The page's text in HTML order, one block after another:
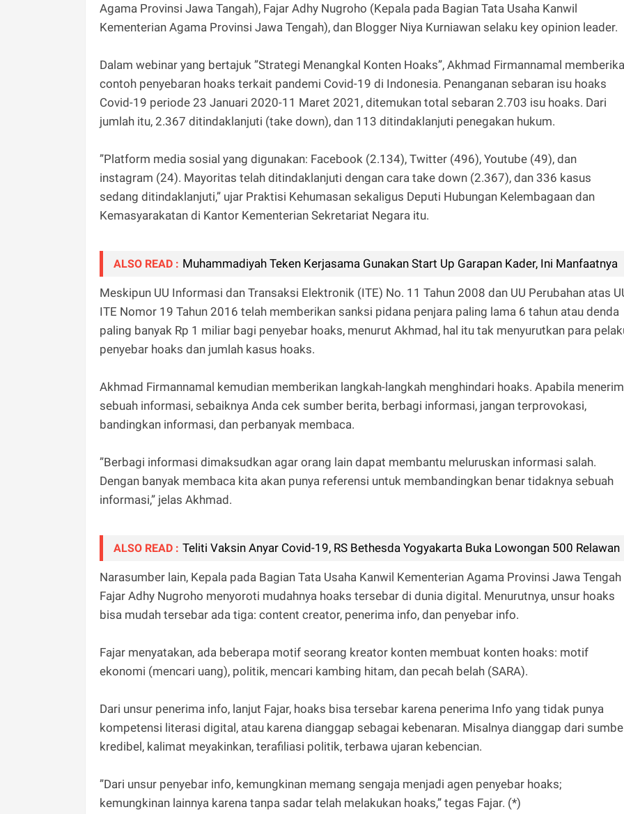
Agama Provinsi Jawa Tangah), Fajar Adhy Nugroho (Kepala pada Bagian Tata Usaha Kanwil
Kementerian Agama Provinsi Jawa Tengah), dan Blogger Niya Kurniawan selaku key opinion leader.
Dalam webinar yang bertajuk ”Strategi Menangkal Konten Hoaks”, Akhmad Firmannamal
contoh penyebaran hoaks terkait pandemi Covid-19 di Indonesia. Penanganan sebaran isu hoaks
Covid-19 periode 23 Januari 2020-11 Maret 2021, ditemukan total sebaran 2.703 isu hoaks. Dari
jumlah itu, 2.367 ditindaklanjuti (take down), dan 113 ditindaklanjuti penegakan hukum.
”Platform media sosial yang digunakan: Facebook (2.134), Twitter (496), Youtube (49), dan
instagram (24). Mayoritas telah ditindaklanjuti dengan cara take down (2.367), dan 336 kasus
sedang ditindaklanjuti,” ujar Praktisi Kehumasan sekaligus Deputi Hubungan Kelembagaan dan
Kemasyarakatan di Kantor Kementerian Sekretariat Negara itu.
ALSO READ : Muhammadiyah Teken Kerjasama Gunakan Start Up Garapan Kader, Ini Manfaatnya
Meskipun UU Informasi dan Transaksi Elektronik (ITE) No. 11 Tahun 2008 dan UU Perubahan atas
ITE Nomor 19 Tahun 2016 telah memberikan sanksi pidana penjara paling lama 6 tahun atau denda
paling banyak Rp 1 miliar bagi penyebar hoaks, menurut Akhmad, hal itu tak menyurutkan para
penyebar hoaks dan jumlah kasus hoaks.
Akhmad Firmannamal kemudian memberikan langkah-langkah menghindari hoaks. Apabila
sebuah informasi, sebaiknya Anda cek sumber berita, berbagi informasi, jangan terprovokasi,
bandingkan informasi, dan perbanyak membaca.
”Berbagi informasi dimaksudkan agar orang lain dapat membantu meluruskan informasi salah.
Dengan banyak membaca kita akan punya referensi untuk membandingkan benar tidaknya sebuah
informasi,” jelas Akhmad.
ALSO READ : Teliti Vaksin Anyar Covid-19, RS Bethesda Yogyakarta Buka Lowongan 500 Relawan
Narasumber lain, Kepala pada Bagian Tata Usaha Kanwil Kementerian Agama Provinsi Jawa Tengah
Fajar Adhy Nugroho menyoroti mudahnya hoaks tersebar di dunia digital. Menurutnya, unsur hoaks
bisa mudah tersebar ada tiga: content creator, penerima info, dan penyebar info.
Fajar menyatakan, ada beberapa motif seorang kreator konten membuat konten hoaks: motif
ekonomi (mencari uang), politik, mencari kambing hitam, dan pecah belah (SARA).
Dari unsur penerima info, lanjut Fajar, hoaks bisa tersebar karena penerima Info yang tidak punya
kompetensi literasi digital, atau karena dianggap sebagai kebenaran. Misalnya dianggap dari
kredibel, kalimat meyakinkan, terafiliasi politik, terbawa ujaran kebencian.
”Dari unsur penyebar info, kemungkinan memang sengaja menjadi agen penyebar hoaks;
kemungkinan lainnya karena tanpa sadar telah melakukan hoaks,” tegas Fajar. (*)